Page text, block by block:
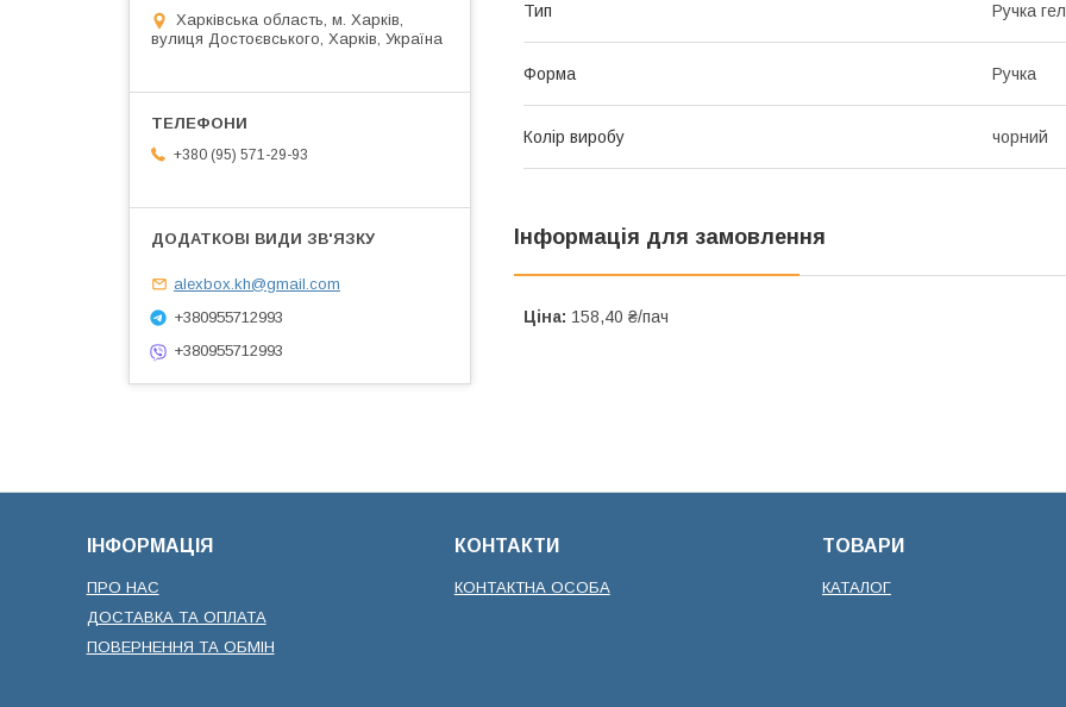
Тип Ручка
Форма Ручка
Колір виробу чорний
Інформація для замовлення
Ціна: 158,40 ₴/пач
Харківська область, м. Харків,
вулиця Достоєвського, Харків, Україна
+380 (95) 571-29-93
alexbox.kh@gmail.com
+380955712993
+380955712993
ІНФОРМАЦІЯ
ПРО НАС
ДОСТАВКА ТА ОПЛАТА
ПОВЕРНЕННЯ ТА ОБМІН
КОНТАКТИ
КОНТАКТНА ОСОБА
ТОВАРИ
КАТАЛОГ